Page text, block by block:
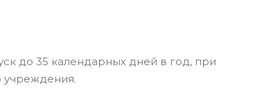
до 35 календарных дней в год, при
учреждения.